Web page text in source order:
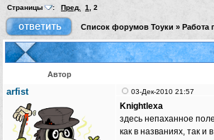
Страницы : Пред. 1, 2
Список форумов Тоуки » Работа
Автор
arfist 03-Дек-2010 21:57
Knightlexa
здесь непаханное
как в названиях, так